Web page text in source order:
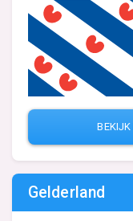
BEKIJK
Gelderland